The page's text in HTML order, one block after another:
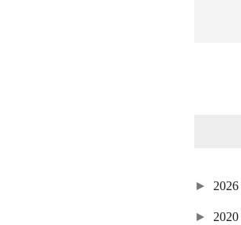
► 2026
► 2020